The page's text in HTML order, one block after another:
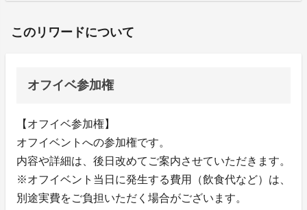
このリワードについて
オフイベ参加権
【オフイベ参加権】
オフイベントへの参加権です。
内容や詳細は、後日改めてご案内させていただきます。
※オフイベント当日に発生する費用（飲食代など）は、
別途実費をご負担いただく場合がございます。